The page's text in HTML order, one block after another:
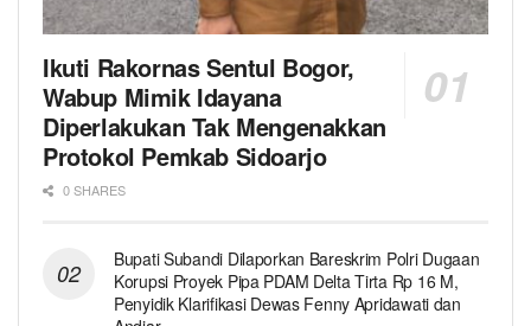
Ikuti Rakornas Sentul Bogor,
Wabup Mimik Idayana
Diperlakukan Tak Mengenakkan
Protokol Pemkab Sidoarjo
0 SHARES
Bupati Subandi Dilaporkan Bareskrim Polri Dugaan
Korupsi Proyek Pipa PDAM Delta Tirta Rp 16 M,
Penyidik Klarifikasi Dewas Fenny Apridawati dan